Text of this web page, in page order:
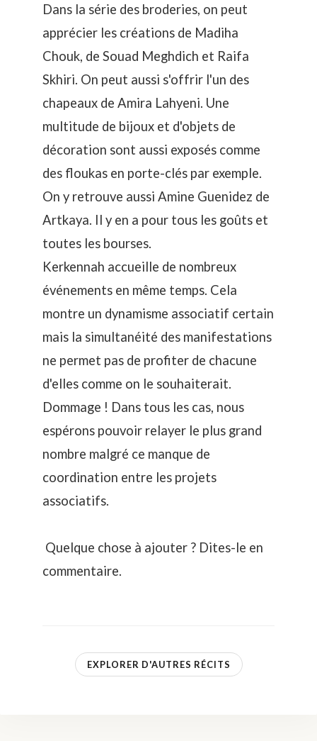
Dans la série des broderies, on peut
apprécier les créations de Madiha
Chouk, de Souad Meghdich et Raifa
Skhiri. On peut aussi s'offrir l'un des
chapeaux de Amira Lahyeni. Une
multitude de bijoux et d'objets de
décoration sont aussi exposés comme
des floukas en porte-clés par exemple.
On y retrouve aussi Amine Guenidez de
Artkaya. Il y en a pour tous les goûts et
toutes les bourses.
Kerkennah accueille de nombreux
événements en même temps. Cela
montre un dynamisme associatif certain
mais la simultanéité des manifestations
ne permet pas de profiter de chacune
d'elles comme on le souhaiterait.
Dommage ! Dans tous les cas, nous
espérons pouvoir relayer le plus grand
nombre malgré ce manque de
coordination entre les projets
associatifs.
Quelque chose à ajouter ? Dites-le en
commentaire.
EXPLORER D'AUTRES RÉCITS